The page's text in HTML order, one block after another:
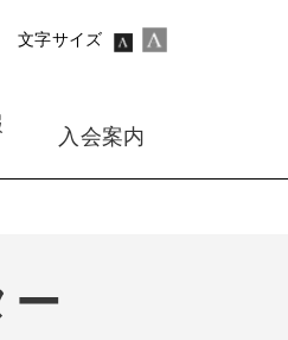
文字サイズ
入会案内